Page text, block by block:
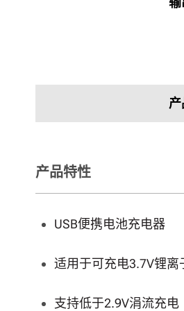
产品特性
USB便携电池充电器
适用于可充电3.7V锂离
支持低于2.9V涓流充电